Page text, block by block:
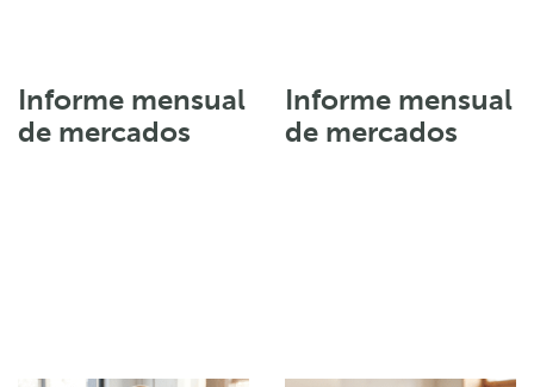
Informe mensual
de mercados
Informe mensual
de mercados